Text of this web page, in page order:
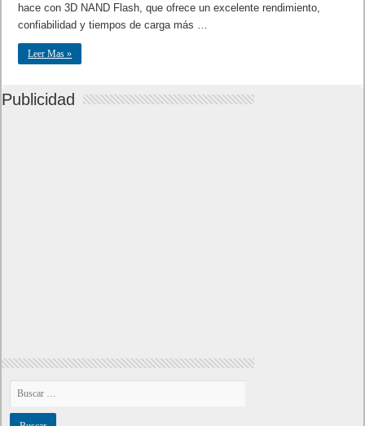
hace con 3D NAND Flash, que ofrece un excelente rendimiento,
confiabilidad y tiempos de carga más …
Leer Mas »
Publicidad